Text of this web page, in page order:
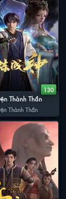
130
Thành Thần
Thành Thần